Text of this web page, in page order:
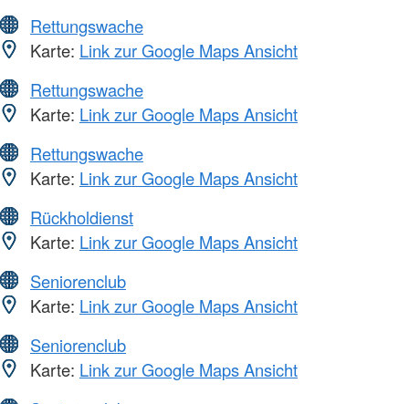
Rettungswache
Karte: Link zur Google Maps Ansicht
Rettungswache
Karte: Link zur Google Maps Ansicht
Rettungswache
Karte: Link zur Google Maps Ansicht
Rückholdienst
Karte: Link zur Google Maps Ansicht
Seniorenclub
Karte: Link zur Google Maps Ansicht
Seniorenclub
Karte: Link zur Google Maps Ansicht